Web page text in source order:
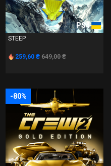
PS4
STEEP
259,60 ₴ 649,00 ₴
-80%